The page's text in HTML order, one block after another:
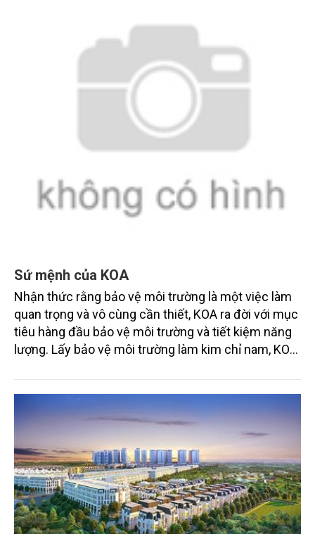
Sứ mệnh của KOA
Nhận thức rằng bảo vệ môi trường là một việc làm
quan trọng và vô cùng cần thiết, KOA ra đời với mục
tiêu hàng đầu bảo vệ môi trường và tiết kiệm năng
lượng. Lấy bảo vệ môi trường làm kim chỉ nam, KOA
hạn 50 năm, 100 năm tới. Chúng tôi sẽ thúc đẩy và
xây dựng một vùng kinh tế sáng tạo, đóng góp cho
sự phát triển kinh tế xã hội ở BR-VT và Việt Nam. Từ
đó, chúng tôi vạch ra cho KOA bốn sứ mệnh sau: